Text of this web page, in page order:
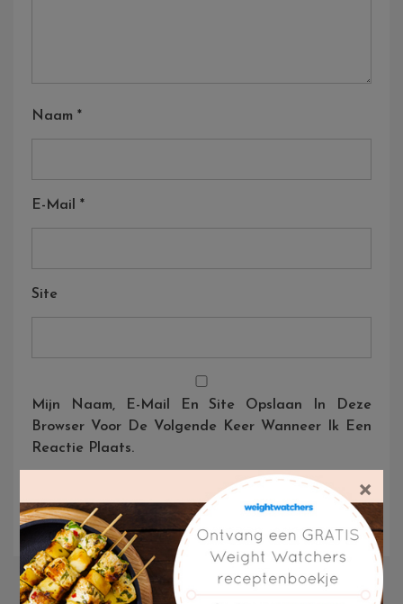
Naam *
E-Mail *
Site
Mijn Naam, E-Mail En Site Opslaan In Deze
Browser Voor De Volgende Keer Wanneer Ik Een
Reactie Plaats.
×